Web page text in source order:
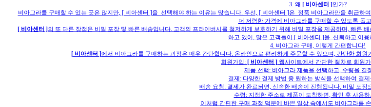
3. 왜 [ 비아센터 ]인가?
비아그라를 구매할 수 있는 곳은 많지만, [ 비아센터 ]을 선택해야 하는 이유는 많습니다. 우선, [ 비아센터 ]은 정품 비아그라만을 취급하
더 저렴한 가격에 비아그라를 구매할 수 있도록 돕
[ 비아센터 ]의 또 다른 장점은 비밀 포장 및 빠른 배송입니다. 고객의 프라이버시를 철저하게 보호하기 위해 비밀 포장을 제공하며, 빠른
하고 있어, 많은 고객들이 [ 비아센터 ]을 신뢰하고 이용
4. 비아그라 구매, 이렇게 간편합니다!
[ 비아센터 ]에서 비아그라를 구매하는 과정은 매우 간단합니다. 온라인으로 편리하게 주문할 수 있으며, 간단한 회
회원가입: [ 비아센터 ] 웹사이트에서 간단한 절차로 회원
제품 선택: 비아그라 제품을 선택하고, 수량을 결
결제: 다양한 결제 방법 중 원하는 방식을 선택하여 결제
배송 요청: 결제가 완료되면, 신속한 배송이 진행됩니다. 비밀 포장
수령: 지정한 주소로 제품이 도착하면, 확인 후 사용하
이처럼 간편한 구매 과정 덕분에 바쁜 일상 속에서도 비아그라를